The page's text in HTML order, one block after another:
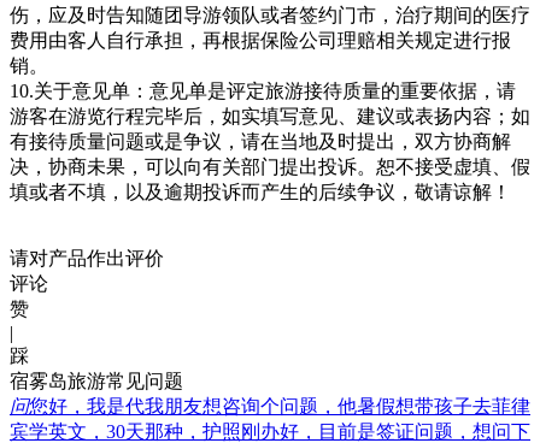
伤，应及时告知随团导游领队或者签约门市，治疗期间的医疗
费用由客人自行承担，再根据保险公司理赔相关规定进行报
销。
10.关于意见单：意见单是评定旅游接待质量的重要依据，请
游客在游览行程完毕后，如实填写意见、建议或表扬内容；如
有接待质量问题或是争议，请在当地及时提出，双方协商解
决，协商未果，可以向有关部门提出投诉。恕不接受虚填、假
填或者不填，以及逾期投诉而产生的后续争议，敬请谅解！
请对产品作出评价
评论
赞
|
踩
宿雾岛旅游常见问题
问您好，我是代我朋友想咨询个问题，他暑假想带孩子去菲律
宾学英文，30天那种，护照刚办好，目前是签证问题，想问下